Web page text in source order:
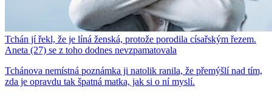
Tchán jí řekl, že je líná ženská, protože porodila císařským řezem.
Aneta (27) se z toho dodnes nevzpamatovala
Tchánova nemístná poznámka ji natolik ranila, že přemýšlí nad tím,
zda je opravdu tak špatná matka, jak si o ní myslí.